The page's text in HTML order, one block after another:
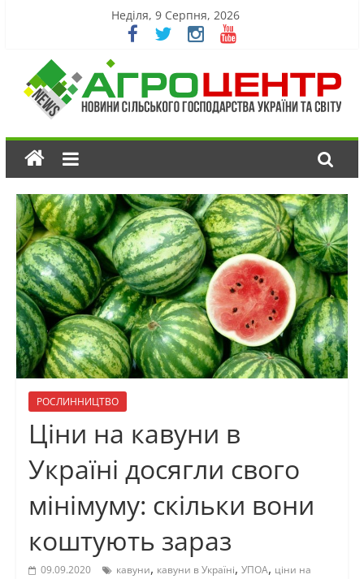
Неділя, 9 Серпня, 2026
РОСЛИННИЦТВО
Ціни на кавуни в
Україні досягли свого
мінімуму: скільки вони
коштують зараз
09.09.2020 кавуни, кавуни в Україні, УПОА, ціни на